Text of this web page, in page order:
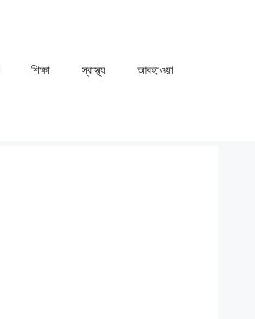
⁠⁠শিক্ষা ⁠⁠স্বাস্থ্য ⁠⁠আবহাওয়া